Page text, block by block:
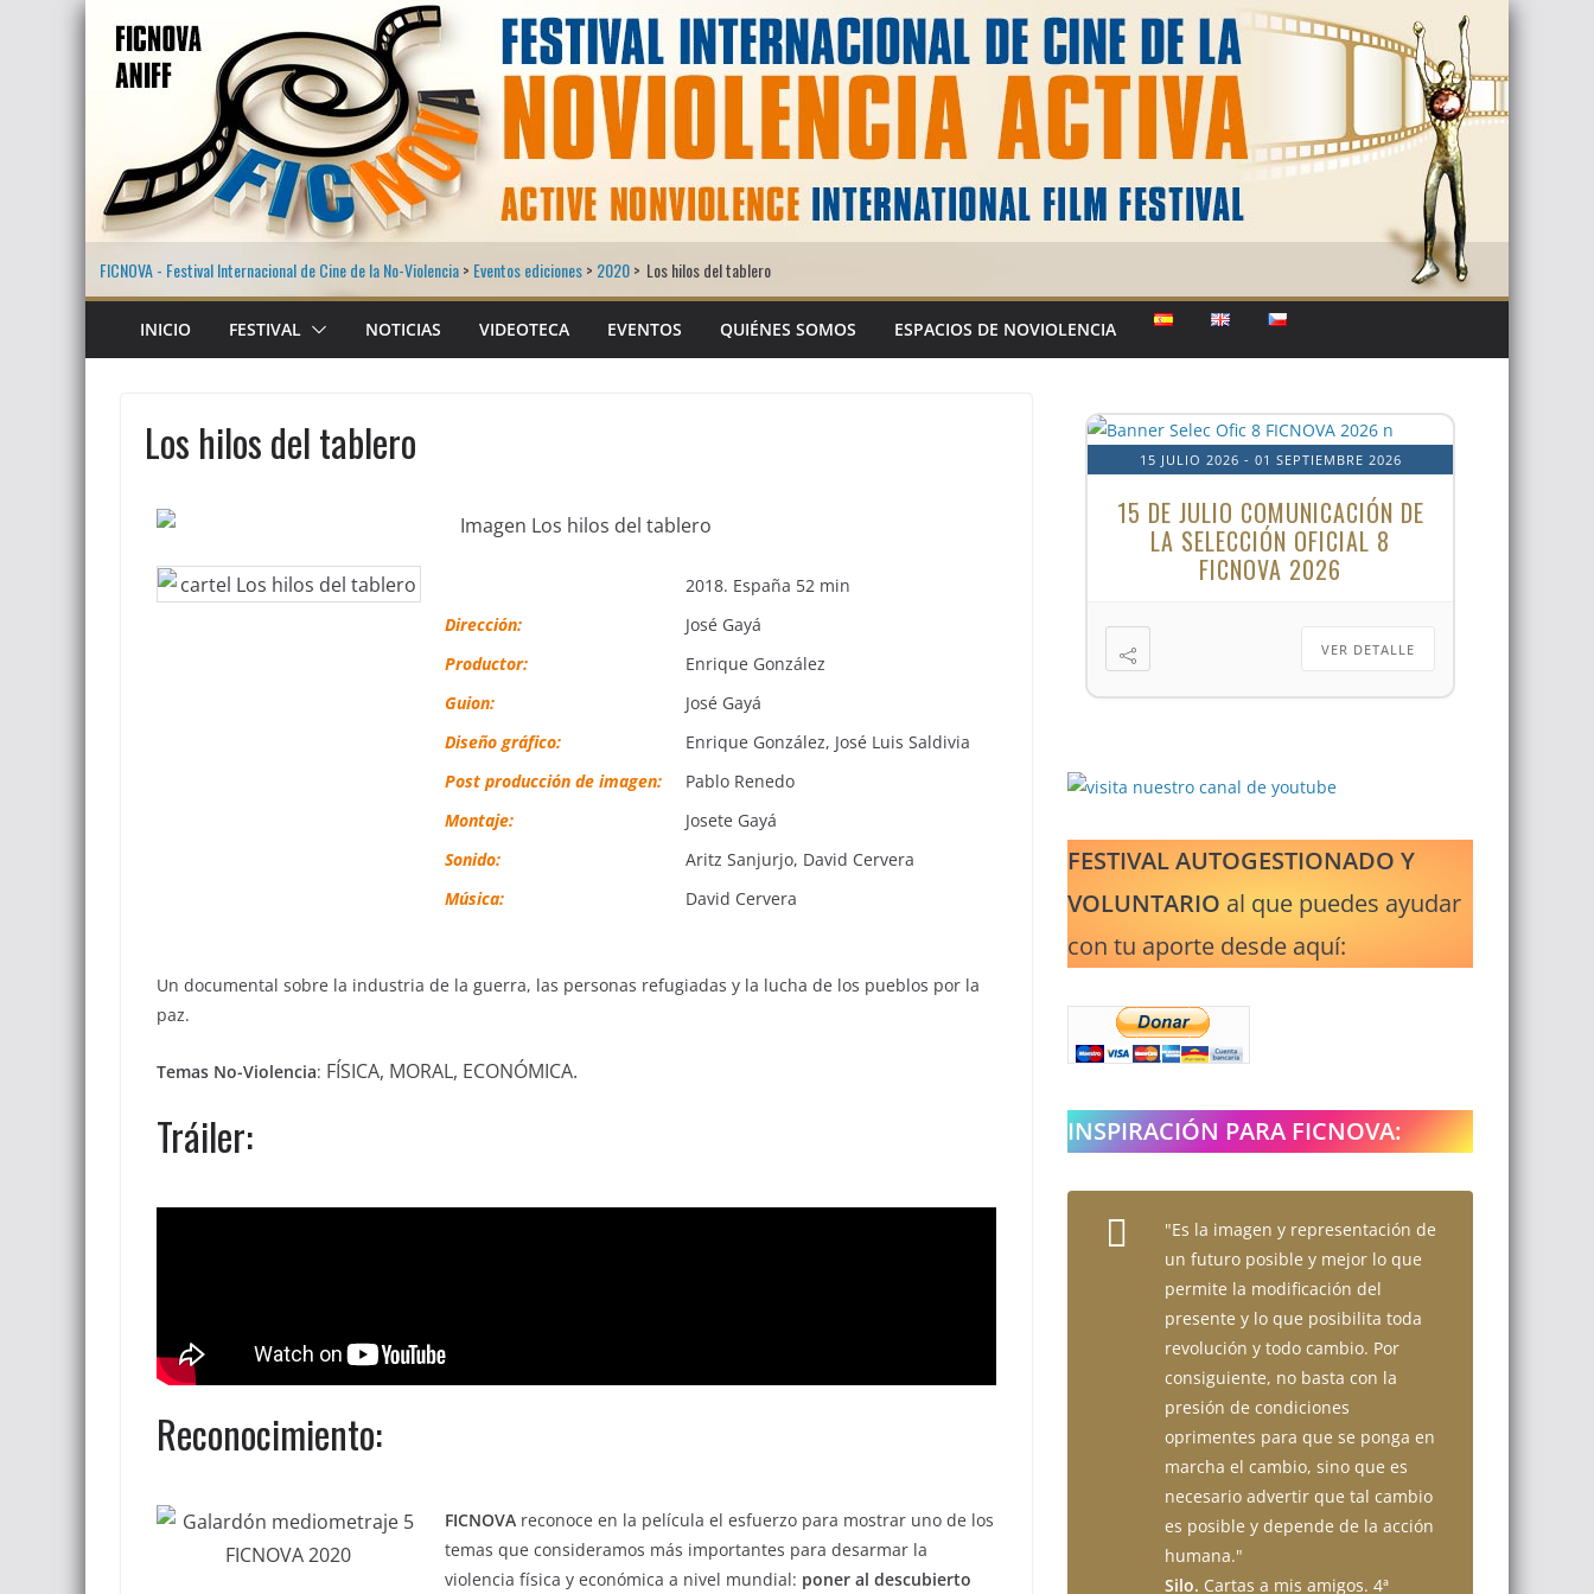
FICNOVA - Festival Internacional de Cine de la No-Violencia> Eventos ediciones> 2020> Los hilos del tablero
INICIO FESTIVAL NOTICIAS VIDEOTECA EVENTOS QUIÉNES SOMOS ESPACIOS DE NOVIOLENCIA
Los hilos del tablero
2018. España 52 min
Dirección:
José Gayá
Productor:
Enrique González
Guion:
José Gayá
Diseño gráfico:
Enrique González, José Luis Saldivia
Post producción de imagen:
Pablo Renedo
Montaje:
Josete Gayá
Sonido:
Aritz Sanjurjo, David Cervera
Música:
David Cervera
Un documental sobre la industria de la guerra, las personas refugiadas y la lucha de los pueblos por la
paz.
Temas No-Violencia: FÍSICA, MORAL, ECONÓMICA.
Tráiler:
Reconocimiento:
FICNOVAreconoce en la película el esfuerzo para mostrar uno de los
temas que consideramos más importantes para desarmar la
violencia física y económica a nivel mundial: poner al descubierto
15 JULIO 2026 - 01 SEPTIEMBRE 2026
15 DE JULIO COMUNICACIÓN DE
LA SELECCIÓN OFICIAL 8
FICNOVA 2026
VER DETALLE
FESTIVAL AUTOGESTIONADO Y
VOLUNTARIO al que puedes ayudar
con tu aporte desde aquí:
INSPIRACIÓN PARA FICNOVA:
"Es la imagen y representación de
un futuro posible y mejor lo que
permite la modificación del
presente y lo que posibilita toda
revolución y todo cambio. Por
consiguiente, no basta con la
presión de condiciones
oprimentes para que se ponga en
marcha el cambio, sino que es
necesario advertir que tal cambio
es posible y depende de la acción
humana."
Silo. Cartas a mis amigos. 4ª